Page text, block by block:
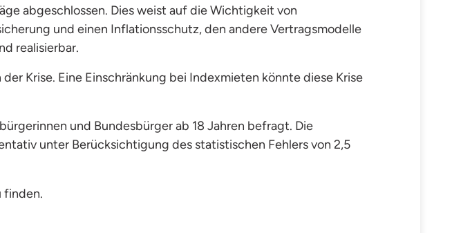
abgeschlossen. Dies weist auf die Wichtigkeit von
und einen Inflationsschutz, den andere Vertragsmodelle
realisierbar.
Krise. Eine Einschränkung bei Indexmieten könnte diese Krise
und Bundesbürger ab 18 Jahren befragt. Die
unter Berücksichtigung des statistischen Fehlers von 2,5
finden.